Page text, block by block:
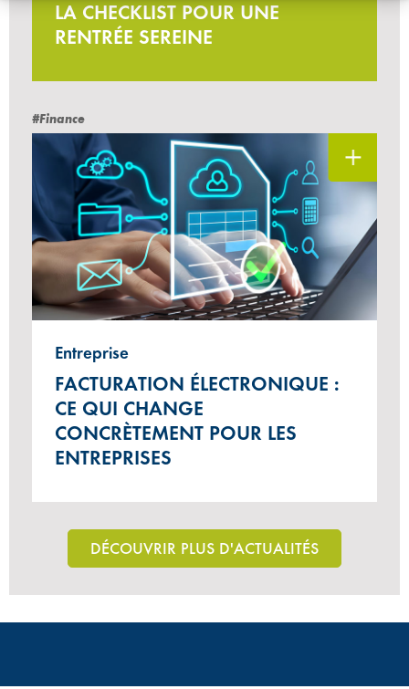
LA CHECKLIST POUR UNE
RENTRÉE SEREINE
#Finance
Entreprise
FACTURATION ÉLECTRONIQUE :
CE QUI CHANGE
CONCRÈTEMENT POUR LES
ENTREPRISES
DÉCOUVRIR PLUS D'ACTUALITÉS